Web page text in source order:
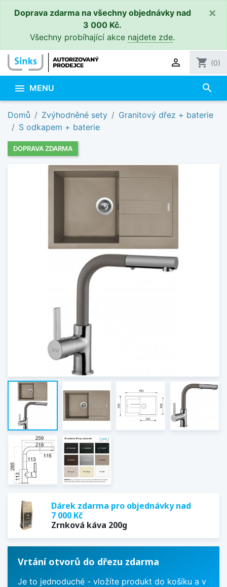
Doprava zdarma na všechny objednávky nad
3 000 Kč.
Všechny probíhající akce najdete zde.
×
 shopping_cart (0)
 MENU search
Domů Zvýhodněné sety
Granitový dřez + baterie
S odkapem + baterie
DOPRAVA ZDARMA
Dárek zdarma pro objednávky nad
7 000 Kč
Zrnková káva 200g
Vrtání otvorů do dřezu zdarma
Je to jednoduché - vložíte produkt do košíku a v